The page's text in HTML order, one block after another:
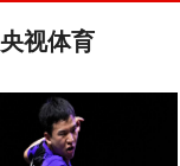
央视体育